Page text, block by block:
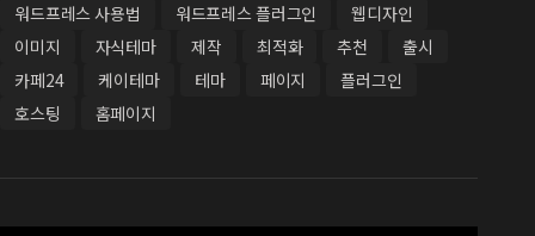
워드프레스 사용법
워드프레스 플러그인
웹디자인
이미지
자식테마 제작 최적화 추천
출시
카페24
케이테마 테마 페이지
플러그인
호스팅
홈페이지